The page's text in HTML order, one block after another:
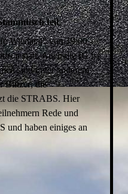
teil
Wiedatal" von 19:00 -
statt. Auch die IG ist
sind unter anderem
Blitzer; die
die STRABS. Hier
Rede und
und haben einiges an